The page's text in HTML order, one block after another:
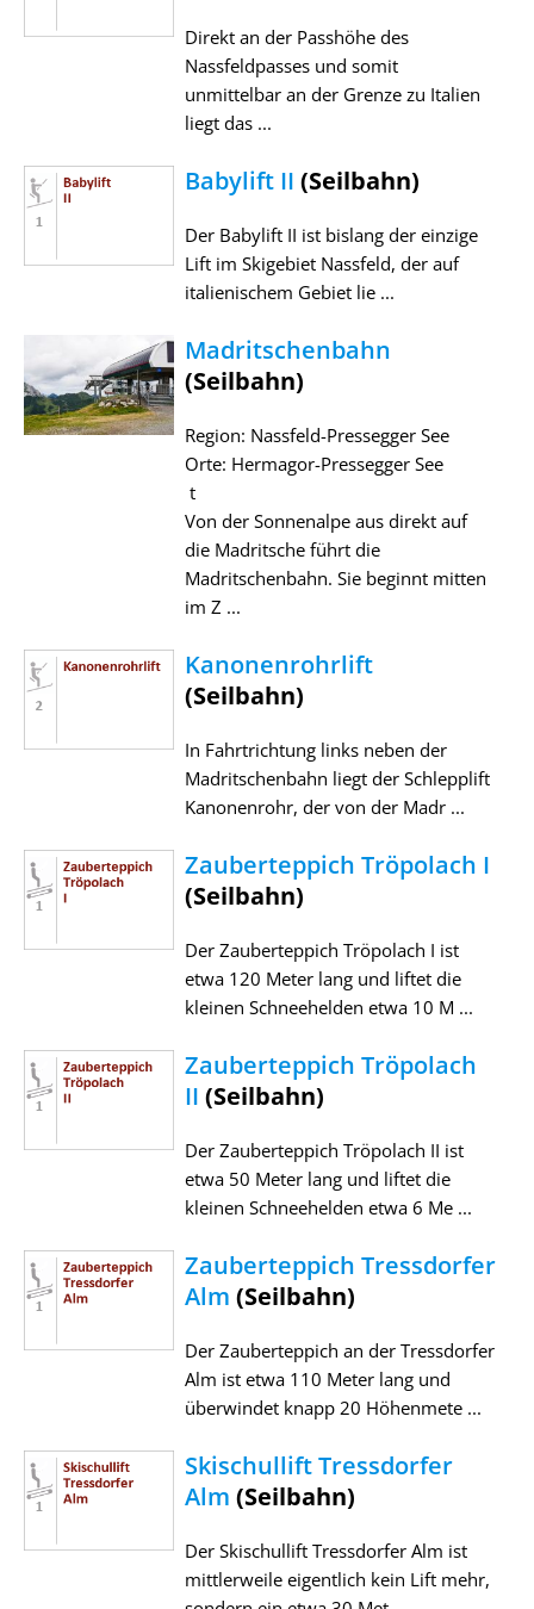
Direkt an der Passhöhe des
Nassfeldpasses und somit
unmittelbar an der Grenze zu Italien
liegt das ...
Babylift II (Seilbahn)
Der Babylift II ist bislang der einzige
Lift im Skigebiet Nassfeld, der auf
italienischem Gebiet lie ...
Madritschenbahn
(Seilbahn)
Region: Nassfeld-Pressegger See
Orte: Hermagor-Pressegger See
t
Von der Sonnenalpe aus direkt auf
die Madritsche führt die
Madritschenbahn. Sie beginnt mitten
im Z ...
Kanonenrohrlift
(Seilbahn)
In Fahrtrichtung links neben der
Madritschenbahn liegt der Schlepplift
Kanonenrohr, der von der Madr ...
Zauberteppich Tröpolach I
(Seilbahn)
Der Zauberteppich Tröpolach I ist
etwa 120 Meter lang und liftet die
kleinen Schneehelden etwa 10 M ...
Zauberteppich Tröpolach
II (Seilbahn)
Der Zauberteppich Tröpolach II ist
etwa 50 Meter lang und liftet die
kleinen Schneehelden etwa 6 Me ...
Zauberteppich Tressdorfer
Alm (Seilbahn)
Der Zauberteppich an der Tressdorfer
Alm ist etwa 110 Meter lang und
überwindet knapp 20 Höhenmete ...
Skischullift Tressdorfer
Alm (Seilbahn)
Der Skischullift Tressdorfer Alm ist
mittlerweile eigentlich kein Lift mehr,